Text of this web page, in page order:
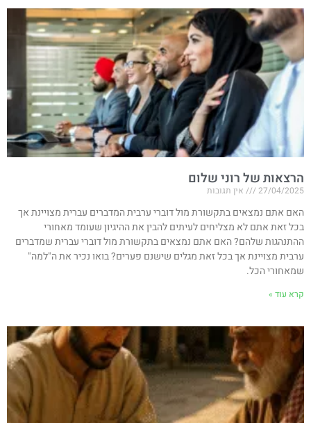
הרצאות של רוני שלום
27/04/2025 אין תגובות
האם אתם נמצאים בתקשורת מול דוברי ערבית המדברים עברית מצויינת אך
בכל זאת אתם לא מצליחים לעיתים להבין את ההיגיון שעומד מאחורי
ההתנהגות שלהם? האם אתם נמצאים בתקשורת מול דוברי עברית שמדברים
ערבית מצויינת אך בכל זאת מגלים שישנם פערים? בואו נכיר את ה"למה"
שמאחורי הכל.
קרא עוד »